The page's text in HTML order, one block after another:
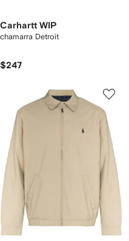
Carhartt WIP
chamarra Detroit
$247